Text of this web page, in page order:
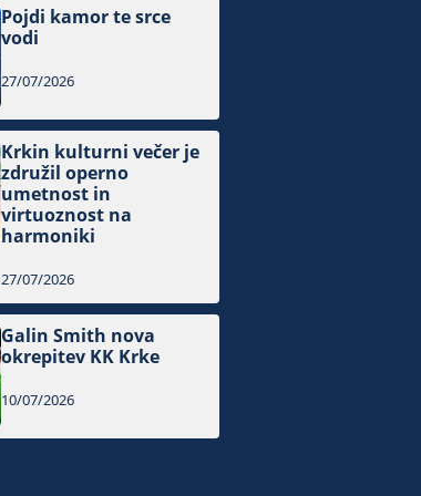
Pojdi kamor te srce
vodi
27/07/2026
Krkin kulturni večer je
združil operno
umetnost in
virtuoznost na
harmoniki
27/07/2026
Galin Smith nova
okrepitev KK Krke
10/07/2026